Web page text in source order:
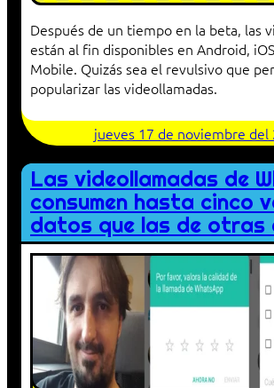
Después de un tiempo en la beta, las
están al fin disponibles en Android,
Mobile. Quizás sea el revulsivo que
popularizar las videollamadas.
jueves 17 de noviembre del
Las videollamadas de
consumen hasta cinco
datos que las de otras